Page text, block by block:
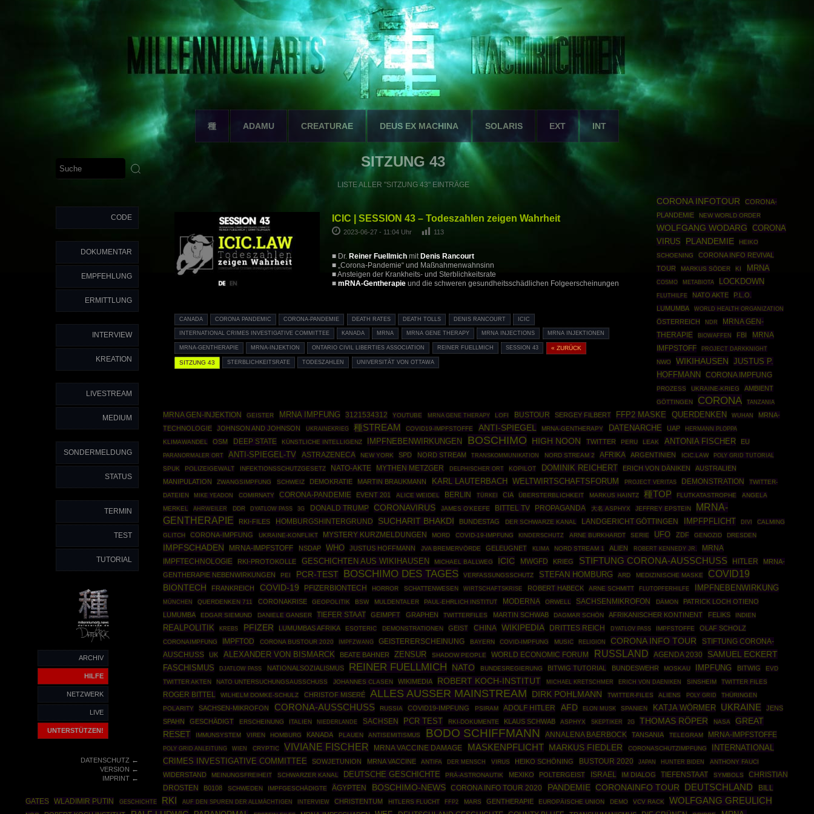
種 ADAMU CREATURAE DEUS EX MACHINA SOLARIS EXT INT
CODE
DOKUMENTAR
EMPFEHLUNG
ERMITTLUNG
INTERVIEW
KREATION
LIVESTREAM
MEDIUM
SONDERMELDUNG
STATUS
TERMIN
TEST
TUTORIAL
ARCHIV
HILFE
NETZWERK
LIVE
UNTERSTÜTZEN!
DATENSCHUTZ←
VERSION ←
IMPRINT←
SITZUNG 43
LISTE ALLER "SITZUNG 43" EINTRÄGE
ICIC | SESSION 43 – Todeszahlen zeigen Wahrheit
2023-06-27 - 11:04 Uhr 113
■ Dr. Reiner Fuellmichmit Denis Rancourt
■ „Corona-Pandemie“ und Maßnahmenwahnsinn
■ Ansteigen der Krankheits- und Sterblichkeitsrate
■ mRNA-Gentherapieund die schweren gesundheitsschädlichen Folgeerscheinungen
CANADA CORONA PANDEMIC CORONA-PANDEMIE DEATH RATES DEATH TOLLS DENIS RANCOURT ICIC
INTERNATIONAL CRIMES INVESTIGATIVE COMMITTEE KANADA MRNA MRNA GENE THERAPY MRNA INJECTIONS MRNA INJEKTIONEN
MRNA-GENTHERAPIE MRNA-INJEKTION ONTARIO CIVIL LIBERTIES ASSOCIATION REINER FUELLMICH SESSION 43 « ZURÜCK
SITZUNG 43 STERBLICHKEITSRATE TODESZAHLEN UNIVERSITÄT VON OTTAWA
CORONA INFOTOUR
CORONA-
PLANDEMIE
NEW WORLD ORDER
WOLFGANG WODARG
CORONA
VIRUS
PLANDEMIE
HEIKO
SCHOENING
CORONA INFO REVIVAL
TOUR
MARKUS SÖDER KI MRNA
COSMO METABIOTA LOCKDOWN
FLUTHILFE NATO AKTE
P.L.O.
LUMUMBA
WORLD HEALTH ORGANIZATION
ÖSTERREICH NDR
MRNA GEN-
THERAPIE
BIOWAFFEN FBI
MRNA
IMFPSTOFF
PROJECT DARKKNIGHT
NWO
WIKIHAUSEN
JUSTUS P.
HOFFMANN
CORONA IMPFUNG
PROZESS UKRAINE-KRIEG AMBIENT
GÖTTINGEN CORONA TANZANIA
MRNA GEN-INJEKTION GEISTER MRNA IMPFUNG 3121534312 YOUTUBE MRNA GENE THERAPY LOFI BUSTOUR SERGEY FILBERT FFP2 MASKE QUERDENKEN WUHAN
MRNA-
TECHNOLOGIE
JOHNSON AND JOHNSON UKRAINEKRIEG 種STREAM COVID19-IMPFSTOFFE ANTI-SPIEGEL MRNA-GENTHERAPY DATENARCHE UAP
HERMANN PLOPPA
KLIMAWANDEL
OSM DEEP STATE KÜNSTLICHE INTELLIGENZ IMPFNEBENWIRKUNGEN BOSCHIMO HIGH NOON TWITTER PERU LEAK ANTONIA FISCHER EU
PARANORMALER ORT ANTI-SPIEGEL-TV ASTRAZENECA NEW YORK SPD NORD STREAM TRANSKOMMUNIKATION NORD STREAM 2 AFRIKA ARGENTINIEN ICIC.LAW
POLY GRID TUTORIAL
SPUK
POLIZEIGEWALT INFEKTIONSSCHUTZGESETZ NATO-AKTE MYTHEN METZGER DELPHISCHER ORT KOPILOT DOMINIK REICHERT ERICH VON DÄNIKEN
AUSTRALIEN
MANIPULATION
ZWANGSIMPFUNG SCHWEIZ DEMOKRATIE MARTIN BRAUKMANN KARL LAUTERBACH WELTWIRTSCHAFTSFORUM PROJECT VERITAS DEMONSTRATION
TWITTER-
DATEIEN
MIKE YEADON COMIRNATY CORONA-PANDEMIE EVENT 201 ALICE WEIDEL BERLIN TÜRKEI CIA ÜBERSTERBLICHKEIT MARKUS HAINTZ 種TOP FLUTKATASTROPHE
ANGELA
MERKEL
AHRWEILER DDR DYATLOW PASS 3G DONALD TRUMP CORONAVIRUS JAMES O'KEEFE BITTEL TV PROPAGANDA 大名 ASPHYX JEFFREY EPSTEIN
MRNA-
GENTHERAPIE
RKI-FILES HOMBURGSHINTERGRUND SUCHARIT BHAKDI BUNDESTAG DER SCHWARZE KANAL LANDGERICHT GÖTTINGEN IMPFPFLICHT DIVI
CALMING
GLITCH
CORONA-IMPFUNG UKRAINE-KONFLIKT MYSTERY KURZMELDUNGEN MORD COVID-19-IMPFUNG KINDERSCHUTZ ARNE BURKHARDT SERIE UFO ZDF GENOZID DRESDEN
IMPFSCHADEN MRNA-IMPFSTOFF NSDAP WHO JUSTUS HOFFMANN JVA BREMERVÖRDE GELEUGNET KLIMA NORD STREAM 1 ALIEN ROBERT KENNEDY JR.
MRNA
IMPFTECHNOLOGIE
RKI-PROTOKOLLE GESCHICHTEN AUS WIKIHAUSEN MICHAEL BALLWEG ICIC MWGFD KRIEG STIFTUNG CORONA-AUSSCHUSS HITLER
MRNA-
GENTHERAPIE NEBENWIRKUNGEN
PEI PCR-TEST BOSCHIMO DES TAGES VERFASSUNGSSCHUTZ STEFAN HOMBURG ARD MEDIZINISCHE MASKE COVID19
BIONTECH FRANKREICH COVID-19 PFIZERBIONTECH HORROR SCHATTENWESEN WIRTSCHAFTSKRISE ROBERT HABECK ARNE SCHMITT FLUTOPFERHILFE IMPFNEBENWIRKUNG
MÜNCHEN QUERDENKEN 711 CORONAKRISE GEOPOLITIK BSW MULDENTALER PAUL-EHRLICH INSTITUT MODERNA ORWELL SACHSENMIKROFON DÄMON
PATRICK LOCH OTIENO
LUMUMBA
EDGAR SIEMUND DANIELE GANSER TIEFER STAAT GEIMPFT GRAPHEN TWITTERFILES MARTIN SCHWAB DAGMAR SCHÖN AFRIKANISCHER KONTINENT FELIKS INDIEN
REALPOLITIK KREBS PFIZER LUMUMBAS AFRIKA ESOTERIC DEMONSTRATIONEN GEIST CHINA WIKIPEDIA DRITTES REICH DYATLOV PASS IMPFSTOFFE OLAF SCHOLZ
CORONAIMPFUNG IMPFTOD CORONA BUSTOUR 2020 IMPFZWANG GEISTERERSCHEINUNG BAYERN COVID-IMPFUNG MUSIC RELIGION CORONA INFO TOUR
STIFTUNG CORONA-
AUSCHUSS
UK ALEXANDER VON BISMARCK BEATE BAHNER ZENSUR SHADOW PEOPLE WORLD ECONOMIC FORUM RUSSLAND AGENDA 2030 SAMUEL ECKERT
FASCHISMUS DJATLOW PASS NATIONALSOZIALISMUS REINER FUELLMICH NATO BUNDESREGIERUNG BITWIG TUTORIAL BUNDESWEHR MOSKAU IMPFUNG BITWIG
EVD
TWITTER AKTEN
NATO UNTERSUCHUNGSAUSSCHUSS JOHANNES CLASEN WIKIMEDIA ROBERT KOCH-INSTITUT MICHAEL KRETSCHMER ERICH VON DAENIKEN SINSHEIM TWITTER FILES
ROGER BITTEL WILHELM DOMKE-SCHULZ CHRISTOF MISERÉ ALLES AUSSER MAINSTREAM DIRK POHLMANN TWITTER-FILES ALIENS POLY GRID
THÜRINGEN
POLARITY
SACHSEN-MIKROFON CORONA-AUSSCHUSS RUSSIA COVID19-IMPFUNG PSIRAM ADOLF HITLER AFD ELON MUSK SPANIEN KATJA WÖRMER UKRAINE
JENS
SPAHN
GESCHÄDIGT ERSCHEINUNG ITALIEN NIEDERLANDE SACHSEN PCR TEST RKI-DOKUMENTE KLAUS SCHWAB ASPHYX SKEPTIKER 2G THOMAS RÖPER NASA
GREAT
RESET
IMMUNSYSTEM VIREN HOMBURG KANADA PLAUEN ANTISEMITISMUS BODO SCHIFFMANN ANNALENA BAERBOCK TANSANIA TELEGRAM MRNA-IMPFSTOFFE
POLY GRID ANLEITUNG WIEN CRYPTIC VIVIANE FISCHER MRNA VACCINE DAMAGE MASKENPFLICHT MARKUS FIEDLER CORONASCHUTZIMPFUNG
INTERNATIONAL
CRIMES INVESTIGATIVE COMMITTEE
SOWJETUNION MRNA VACCINE ANTIFA DER MENSCH VIRUS HEIKO SCHÖNING BUSTOUR 2020 JAPAN HUNTER BIDEN ANTHONY FAUCI
WIDERSTAND MEINUNGSFREIHEIT SCHWARZER KANAL DEUTSCHE GESCHICHTE PRÄ-ASTRONAUTIK MEXIKO POLTERGEIST ISRAEL IM DIALOG TIEFENSTAAT SYMBOLS
CHRISTIAN
DROSTEN
B0108 SCHWEDEN IMPFGESCHÄDIGTE ÄGYPTEN BOSCHIMO-NEWS CORONA INFO TOUR 2020 PANDEMIE CORONAINFO TOUR DEUTSCHLAND
BILL
GATES
WLADIMIR PUTIN GESCHICHTE RKI AUF DEN SPUREN DER ALLMÄCHTIGEN INTERVIEW CHRISTENTUM HITLERS FLUCHT FFP2 MARS GENTHERAPIE EUROPÄISCHE UNION DEMO VCV RACK WOLFGANG GREULICH